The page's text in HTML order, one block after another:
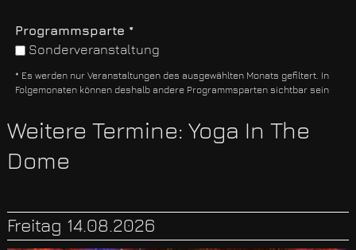
Programmsparte *
Sonderveranstaltung
* Es werden nur Veranstaltungen des ausgewählten Monats gefiltert. In
Folgemonaten können deshalb andere Programmsparten sichtbar sein
Weitere Termine: Yoga In The
Dome
Freitag 14.08.2026